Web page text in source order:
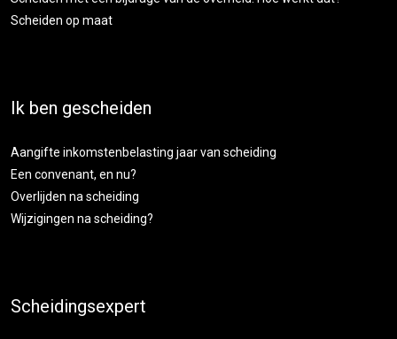
Scheiden op maat
Ik ben gescheiden
Aangifte inkomstenbelasting jaar van scheiding
Een convenant, en nu?
Overlijden na scheiding
Wijzigingen na scheiding?
Scheidingsexpert